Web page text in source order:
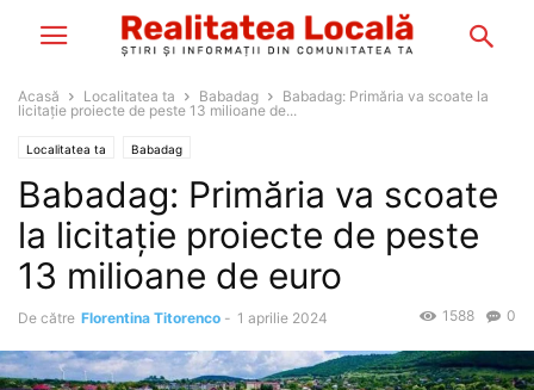
Acasă Localitatea ta Babadag
Babadag: Primăria va scoate la
licitație proiecte de peste 13 milioane de...
Localitatea ta Babadag
Babadag: Primăria va scoate
la licitație proiecte de peste
13 milioane de euro
De către Florentina Titorenco - 1 aprilie 2024 0
1588